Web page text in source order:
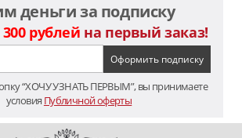
деньги за подписку
300 рублей на первый заказ!
“ХОЧУ УЗНАТЬ ПЕРВЫМ”, вы принимаете
условия Публичной оферты